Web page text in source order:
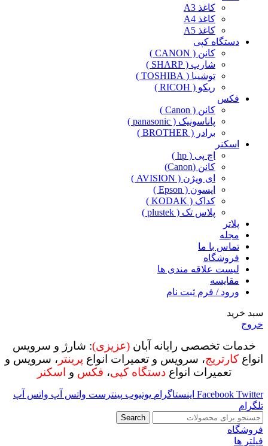
کاغذ A3
کاغذ A4
کاغذ A5
دستگاه کپی
کانن ( CANON )
شارپ ( SHARP )
توشیبا ( TOSHIBA )
ریکو ( RICOH )
فکس
کانن ( Canon )
پاناسونیک ( panasonic )
برادر ( BROTHER )
اسکنر
اچ پی ( hp )
کانن (Canon)
ای ویژن ( AVISION )
اپسون ( Epson )
کداک ( KODAK )
پلاس تک ( plustek )
پلاتر
مجله
تماس با ما
فروشگاه
لیست علاقه مندی ها
مقایسه
ورود / فرم ثبت نام
سبد خرید
خروج
خدمات تخصصی رایانه آبان (عزیزی): شارژ و سرویس
انواع کارتریج، سرویس و تعمیرات انواع پرینتر ، سرویس و
تعمیرات انواعدستگاه کپی، فکس و اسکنر
Facebook Twitter اینستاگرام یوتیوب پینترست واتس آپ واتس آپ
تلگرام
Search
فروشگاه
فیلتر ها